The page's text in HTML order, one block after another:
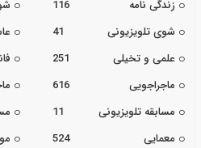
زندگی نامه
116
شوی تلویزیونی
41
علمی و تخیلی
251
ماجراجویی
616
مسابقه تلویزیونی
11
معمایی
524